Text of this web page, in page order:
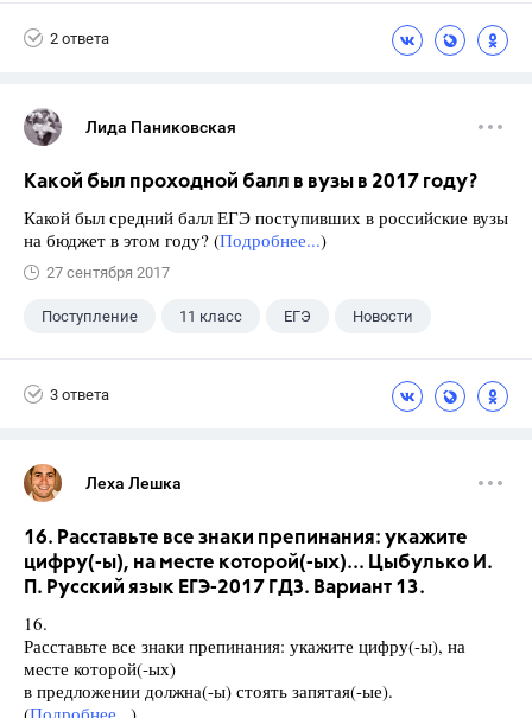
2 ответа
Лида Паниковская
Какой был проходной балл в вузы в 2017 году?
Какой был средний балл ЕГЭ поступивших в российские вузы
на бюджет в этом году? (Подробнее...)
27 сентября 2017
Поступление 11 класс ЕГЭ Новости
3 ответа
Леха Лешка
16. Расставьте все знаки препинания: укажите
цифру(-ы), на месте которой(-ых)... Цыбулько И.
П. Русский язык ЕГЭ-2017 ГДЗ. Вариант 13.
16.
Расставьте все знаки препинания: укажите цифру(-ы), на
месте которой(-ых)
в предложении должна(-ы) стоять запятая(-ые).
(Подробнее...)